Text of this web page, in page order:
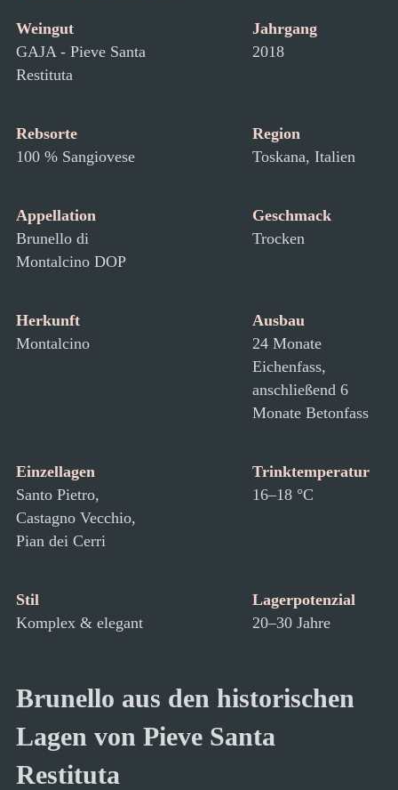
Weingut
GAJA - Pieve Santa
Restituta
Jahrgang
2018
Rebsorte
100 % Sangiovese
Region
Toskana, Italien
Appellation
Brunello di
Montalcino DOP
Geschmack
Trocken
Herkunft
Montalcino
Ausbau
24 Monate
Eichenfass,
anschließend 6
Monate Betonfass
Einzellagen
Santo Pietro,
Castagno Vecchio,
Pian dei Cerri
Trinktemperatur
16–18 °C
Stil
Komplex & elegant
Lagerpotenzial
20–30 Jahre
Brunello aus den historischen
Lagen von Pieve Santa
Restituta